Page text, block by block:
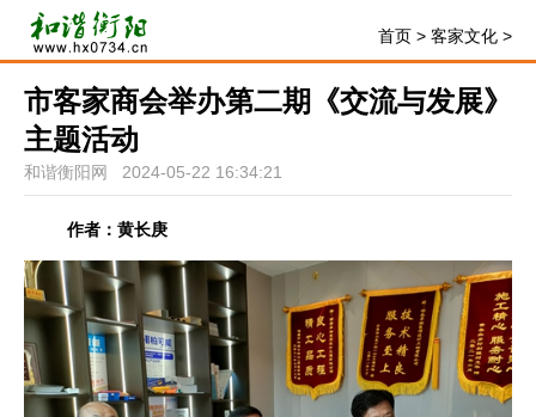
首页 > 客家文化 >
市客家商会举办第二期《交流与发展》
主题活动
和谐衡阳网 2024-05-22 16:34:21
作者：黄长庚